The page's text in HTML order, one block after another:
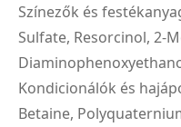
Színezők és
Sulfate, Resorcinol, 2-
Kondicionálók és
Betaine,